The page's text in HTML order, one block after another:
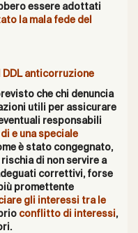
essere adottati
la mala fede del
DDL anticorruzione
che chi denuncia
utili per assicurare
responsabili
e una speciale
è stato congegnato,
rischia di non servire a
correttivi, forse
promettente
gli interessi tra le
conflitto di interessi,